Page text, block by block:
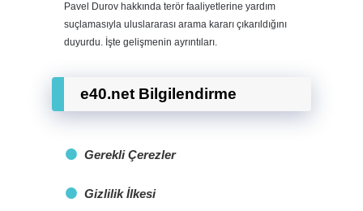
Pavel Durov hakkında terör faaliyetlerine yardım
suçlamasıyla uluslararası arama kararı çıkarıldığını
duyurdu. İşte gelişmenin ayrıntıları.
e40.net Bilgilendirme
Gerekli Çerezler
Gizlilik İlkesi